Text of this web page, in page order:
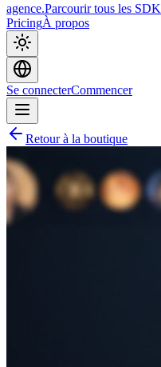
agence.Parcourir tous les SDK
PricingÀ propos
Se connecterCommencer
Retour à la boutique